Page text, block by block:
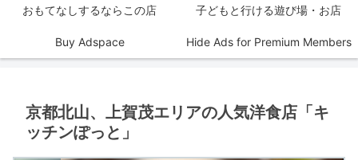
おもてなしするならこの店 子どもと行ける遊び場・お店
Buy Adspace Hide Ads for Premium Members
京都北山、上賀茂エリアの人気洋食店「キ
ッチンぽっと」